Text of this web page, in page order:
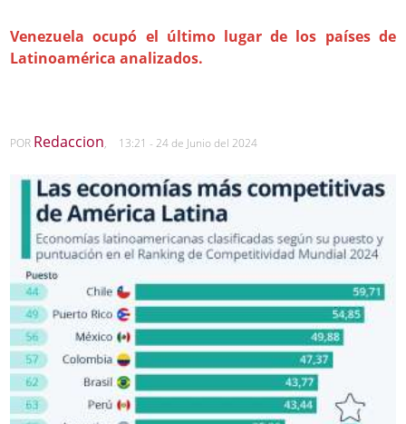
Venezuela ocupó el último lugar de los países de
Latinoamérica analizados.
POR Redaccion, 13:21 - 24 de Junio del 2024